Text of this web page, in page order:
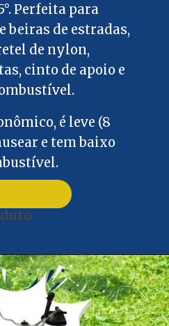
Perfeita para
beiras de estradas,
de nylon,
cinto de apoio e
é leve (8
e tem baixo